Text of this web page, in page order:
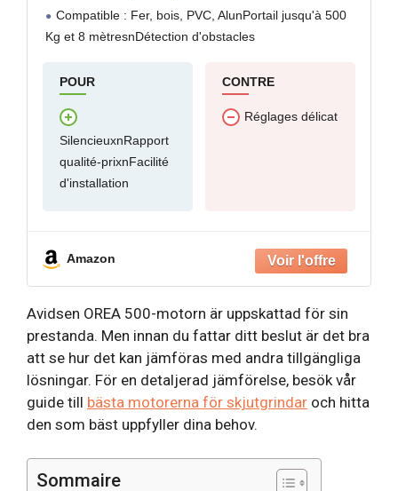
Compatible : Fer, bois, PVC, AlunPortail jusqu'à 500
Kg et 8 mètresnDétection d'obstacles
POUR
SilencieuxnRapport
qualité-prixnFacilité
d'installation
CONTRE
Réglages délicat
Amazon
Avidsen OREA 500-motorn är uppskattad för sin
prestanda. Men innan du fattar ditt beslut är det bra
att se hur det kan jämföras med andra tillgängliga
lösningar. För en detaljerad jämförelse, besök vår
guide till bästa motorerna för skjutgrindar och hitta
den som bäst uppfyller dina behov.
Sommaire